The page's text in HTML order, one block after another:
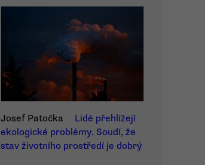
Josef Patočka
Lidé přehlížejí
ekologické problémy. Soudí, že
stav životního prostředí je dobrý